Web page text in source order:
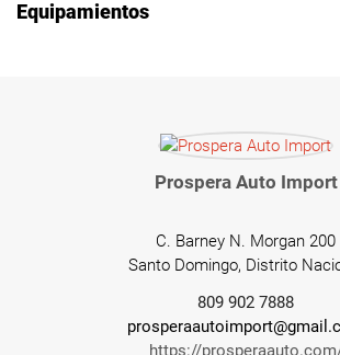
Equipamientos
Prospera Auto Import
C. Barney N. Morgan 200
Santo Domingo, Distrito
809 902 7888
https://